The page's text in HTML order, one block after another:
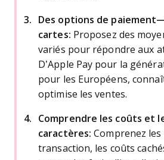
Des options de
cartes: Proposez des
variés pour répondre aux
D’Apple Pay pour la
pour les Européens,
optimise les ventes.
Comprendre les coûts et
caractères:Comprenez les
transaction, les coûts